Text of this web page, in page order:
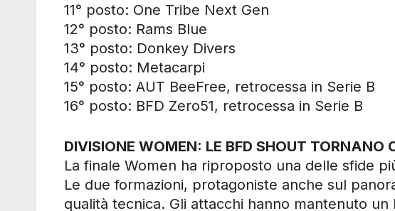
11° posto: One Tribe Next Gen
12° posto: Rams Blue
13° posto: Donkey Divers
14° posto: Metacarpi
15° posto: AUT BeeFree, retrocessa in Serie B
16° posto: BFD Zero51, retrocessa in Serie B
DIVISIONE WOMEN: LE BFD SHOUT TORNANO
La finale Women ha riproposto una delle sfide
Le due formazioni, protagoniste anche sul
qualità tecnica. Gli attacchi hanno mantenuto